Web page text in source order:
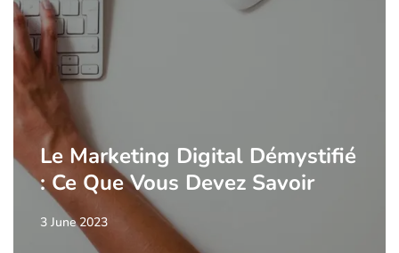
Le Marketing Digital Démystifié
: Ce Que Vous Devez Savoir
3 June 2023